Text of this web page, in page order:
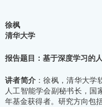
徐枫
清华大学
报告题目：基于深度学习的
讲者简介 ：徐枫，清华大学
人工智能学会副秘书长，国
年基金获得者。研究方向包